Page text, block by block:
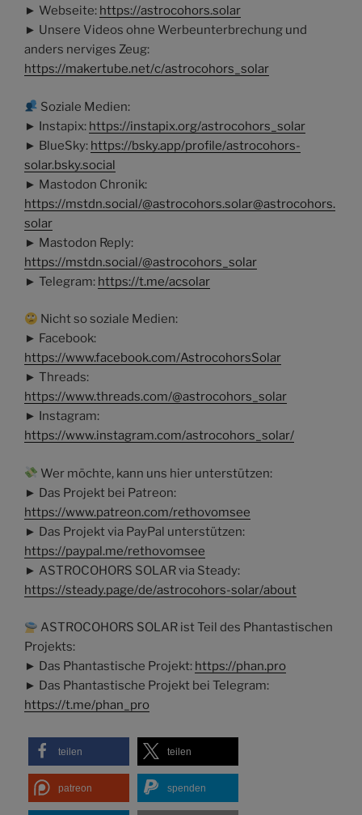
► Webseite: https://astrocohors.solar
► Unsere Videos ohne Werbeunterbrechung und
anders nerviges Zeug:
https://makertube.net/c/astrocohors_solar
Soziale Medien:
► Instapix: https://instapix.org/astrocohors_solar
► BlueSky: https://bsky.app/profile/astrocohors-
solar.bsky.social
► Mastodon Chronik:
https://mstdn.social/@astrocohors.solar@astrocohors.
solar
► Mastodon Reply:
https://mstdn.social/@astrocohors_solar
► Telegram: https://t.me/acsolar
Nicht so soziale Medien:
► Facebook:
https://www.facebook.com/AstrocohorsSolar
► Threads:
https://www.threads.com/@astrocohors_solar
► Instagram:
https://www.instagram.com/astrocohors_solar/
Wer möchte, kann uns hier unterstützen:
► Das Projekt bei Patreon:
https://www.patreon.com/rethovomsee
► Das Projekt via PayPal unterstützen:
https://paypal.me/rethovomsee
► ASTROCOHORS SOLAR via Steady:
https://steady.page/de/astrocohors-solar/about
ASTROCOHORS SOLAR ist Teil des Phantastischen
Projekts:
► Das Phantastische Projekt: https://phan.pro
► Das Phantastische Projekt bei Telegram:
https://t.me/phan_pro
teilen teilen
patreon spenden